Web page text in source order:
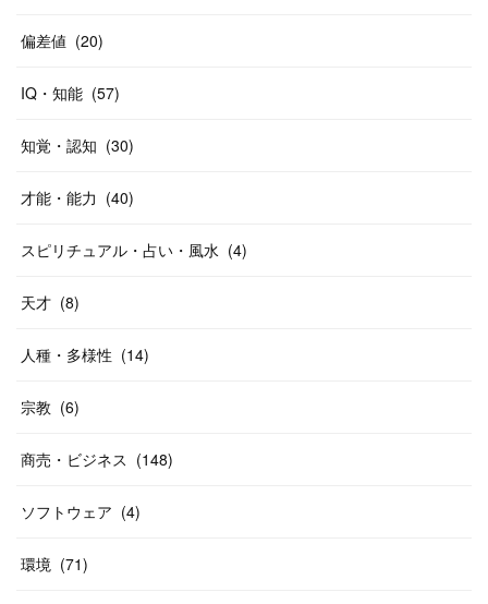
偏差値 (20)
IQ・知能 (57)
知覚・認知 (30)
才能・能力 (40)
スピリチュアル・占い・風水 (4)
天才 (8)
人種・多様性 (14)
宗教 (6)
商売・ビジネス (148)
ソフトウェア (4)
環境 (71)